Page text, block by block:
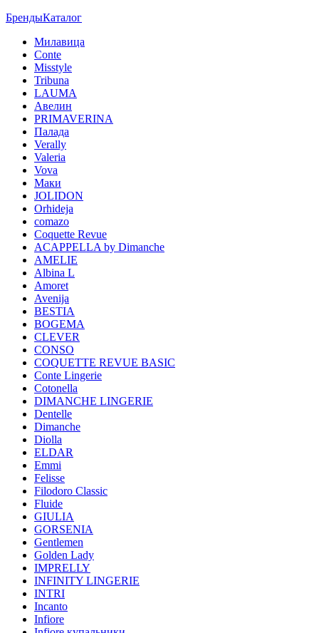
БрендыКаталог
Милавица
Conte
Misstyle
Tribuna
LAUMA
Авелин
PRIMAVERINA
Палада
Verally
Valeria
Vova
Маки
JOLIDON
Orhideja
comazo
Coquette Revue
ACAPPELLA by Dimanche
AMELIE
Albina L
Amoret
Avenija
BESTIA
BOGEMA
CLEVER
CONSO
COQUETTE REVUE BASIC
Conte Lingerie
Cotonella
DIMANCHE LINGERIE
Dentelle
Dimanche
Diolla
ELDAR
Emmi
Felisse
Filodoro Classic
Fluide
GIULIA
GORSENIA
Gentlemen
Golden Lady
IMPRELLY
INFINITY LINGERIE
INTRI
Incanto
Infiore